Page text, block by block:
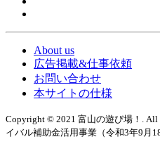
About us
広告掲載&仕事依頼
お問い合わせ
本サイトの仕様
Copyright © 2021 富山の遊び場！. All
イバル補助金活用事業（令和3年9月